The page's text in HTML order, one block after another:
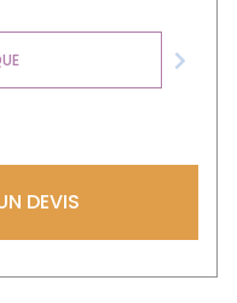
Next
DEVIS